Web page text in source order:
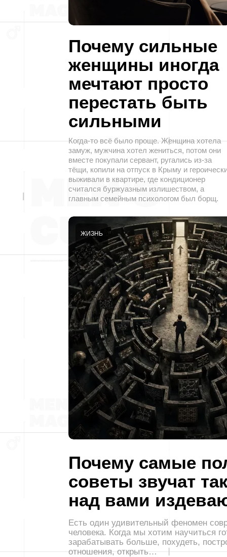
Почему сильные
женщины иногда
мечтают просто
перестать быть
сильными
Когда-то всё было проще. Женщина хотела
замуж, мужчина хотел жениться, потом они
вместе покупали сервант, ругались из-за
тёщи, копили на отпуск в Крыму и
выживали в квартире, где кондиционер
считался буржуазным излишеством, а
главным семейным психологом был борщ.
Почему самые
советы звучат
над вами
ЖИЗНЬ
Есть один удивительный феномен
человека. Когда мы хотим научиться
зарабатывать больше, похудеть,
отношения, открыть…